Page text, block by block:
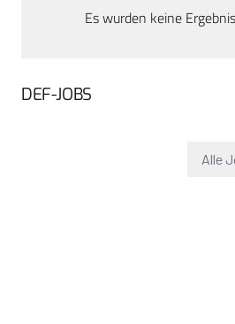
Es wurden keine
DEF-JOBS